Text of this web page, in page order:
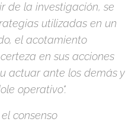
de la investigación, se
utilizadas en un
el acotamiento
en sus acciones
actuar ante los demás y
operativo".
consenso